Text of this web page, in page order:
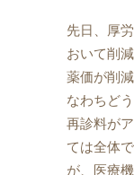
先日、厚
おいて削
薬価が削
なわちど
再診料が
ては全体
が、医療